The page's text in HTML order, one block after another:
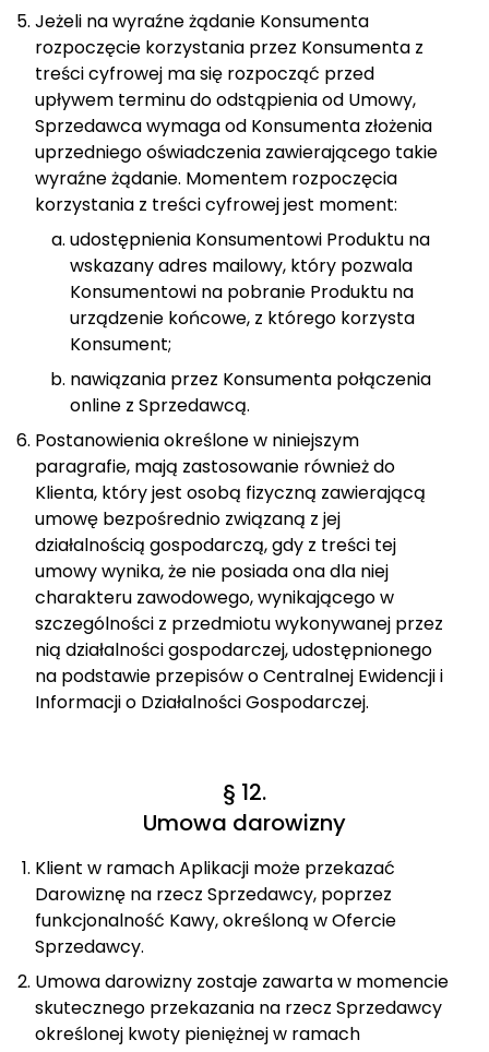
Jeżeli na wyraźne żądanie Konsumenta
rozpoczęcie korzystania przez Konsumenta z
treści cyfrowej ma się rozpocząć przed
upływem terminu do odstąpienia od Umowy,
Sprzedawca wymaga od Konsumenta złożenia
uprzedniego oświadczenia zawierającego takie
wyraźne żądanie. Momentem rozpoczęcia
korzystania z treści cyfrowej jest moment:
udostępnienia Konsumentowi Produktu na
wskazany adres mailowy, który pozwala
Konsumentowi na pobranie Produktu na
urządzenie końcowe, z którego korzysta
Konsument;
nawiązania przez Konsumenta połączenia
online z Sprzedawcą.
Postanowienia określone w niniejszym
paragrafie, mają zastosowanie również do
Klienta, który jest osobą fizyczną zawierającą
umowę bezpośrednio związaną z jej
działalnością gospodarczą, gdy z treści tej
umowy wynika, że nie posiada ona dla niej
charakteru zawodowego, wynikającego w
szczególności z przedmiotu wykonywanej przez
nią działalności gospodarczej, udostępnionego
na podstawie przepisów o Centralnej Ewidencji i
Informacji o Działalności Gospodarczej.
§ 12.
Umowa darowizny
Klient w ramach Aplikacji może przekazać
Darowiznę na rzecz Sprzedawcy, poprzez
funkcjonalność Kawy, określoną w Ofercie
Sprzedawcy.
Umowa darowizny zostaje zawarta w momencie
skutecznego przekazania na rzecz Sprzedawcy
określonej kwoty pieniężnej w ramach